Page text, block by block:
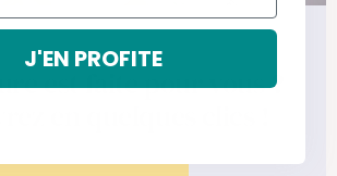
est faite pour vous ?
J'EN PROFITE